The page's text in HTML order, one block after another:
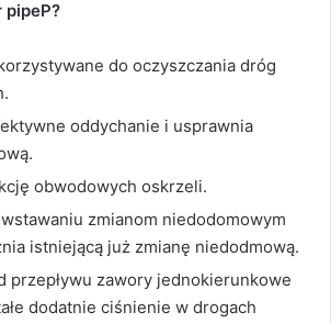
pipeP?
do oczyszczania dróg
oddychanie i usprawnia
obwodowych oskrzeli.
zmianom niedodomowym
istniejącą już zmianę niedodmową.
przepływu zawory jednokierunkowe
dodatnie ciśnienie w drogach